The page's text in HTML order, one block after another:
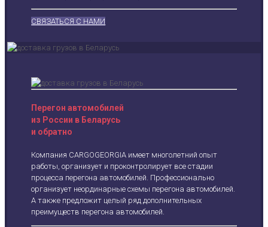
СВЯЗАТЬСЯ С НАМИ
Перегон автомобилей
из России в Беларусь
и обратно
Компания CARGOGEORGIA имеет многолетний опыт
работы, организует и проконтролирует все стадии
процесса перегона автомобилей. Профессионально
организует неординарные схемы перегона автомобилей.
А также предложит целый ряд дополнительных
преимуществ перегона автомобилей.